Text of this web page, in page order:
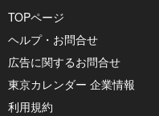
TOPページ
ヘルプ・お問合せ
広告に関するお問合せ
東京カレンダー 企業情報
利用規約